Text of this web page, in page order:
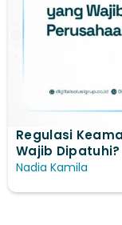
Regulasi
Wajib Dipatuhi?
Nadia Kamila